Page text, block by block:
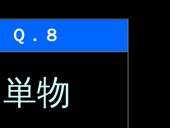
Ｑ．８
単物